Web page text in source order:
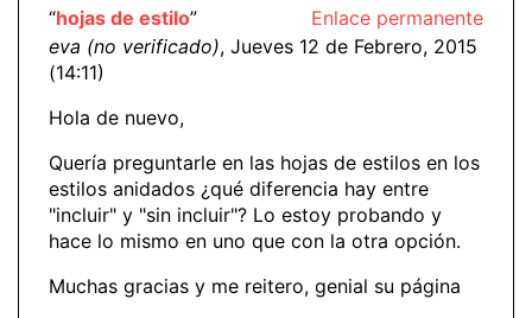
Enlace permanente
“hojas de estilo”
eva (no verificado), Jueves 12 de Febrero, 2015
(14:11)
Hola de nuevo,
Quería preguntarle en las hojas de estilos en los
estilos anidados ¿qué diferencia hay entre
"incluir" y "sin incluir"? Lo estoy probando y
hace lo mismo en uno que con la otra opción.
Muchas gracias y me reitero, genial su página